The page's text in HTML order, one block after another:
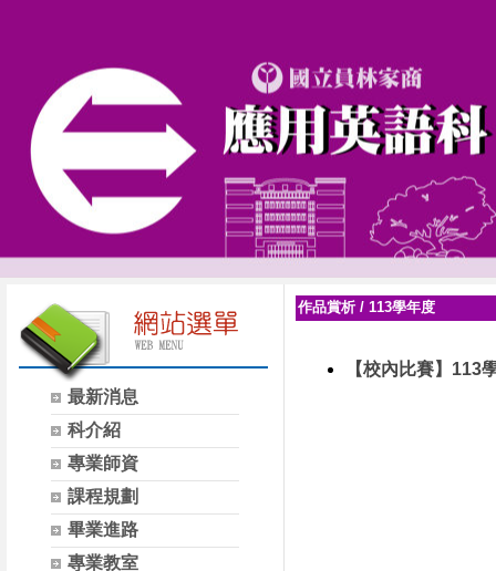
最新消息
科介紹
專業師資
課程規劃
畢業進路
專業教室
作品賞析 / 113學年度
【校內比賽】113